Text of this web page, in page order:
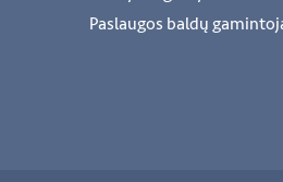
Paslaugos baldų